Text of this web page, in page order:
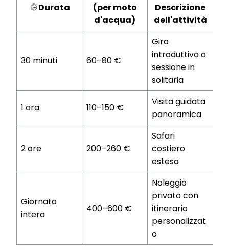
Durata
(per moto
d'acqua)
Descrizione
dell'attività
30 minuti 60–80 €
Giro
introduttivo o
sessione in
solitaria
1 ora 110–150 €
Visita guidata
panoramica
2 ore 200–260 €
Safari
costiero
esteso
Giornata
intera
400–600 €
Noleggio
privato con
itinerario
personalizzat
o